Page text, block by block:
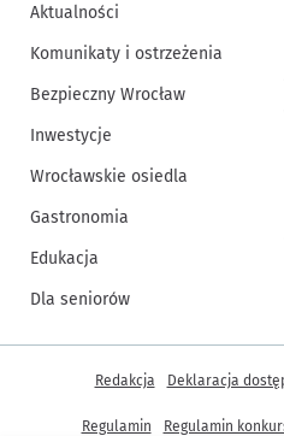
Aktualności
Komunikaty i ostrzeżenia
Bezpieczny Wrocław
Inwestycje
Wrocławskie osiedla
Gastronomia
Edukacja
Dla seniorów
Inne informacje
Redakcja Deklaracja
Regulamin Regulamin